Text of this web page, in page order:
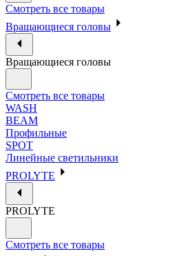
Смотреть все товары
Вращающиеся головы
Вращающиеся головы
Смотреть все товары
WASH
BEAM
Профильные
SPOT
Линейные светильники
PROLYTE
PROLYTE
Смотреть все товары